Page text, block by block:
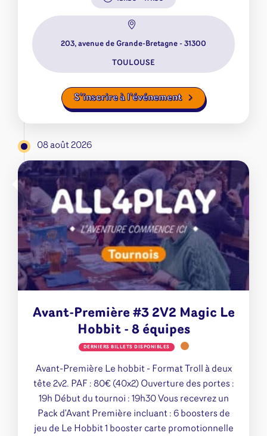
203, avenue de Grande-Bretagne - 31300
TOULOUSE
S’inscrire à l’événement
08 août 2026
Avant-Première #3 2V2 Magic Le
Hobbit - 8 équipes
DERNIERS BILLETS DISPONIBLES
Avant-Première Le hobbit - Format Troll à deux
tête 2v2. PAF : 80€ (40x2) Ouverture des portes :
19h Début du tournoi : 19h30 Vous recevrez un
Pack d'Avant Première incluant : 6 boosters de
jeu de Le Hobbit 1 booster carte promotionnelle